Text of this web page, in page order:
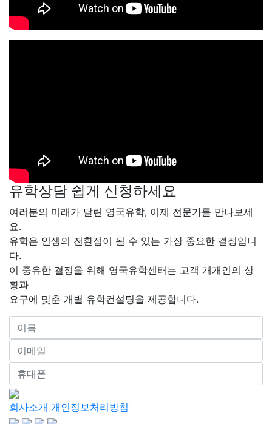
유학상담 쉽게 신청하세요
여러분의 미래가 달린 영국유학, 이제 전문가를 만나보세
요.
유학은 인생의 전환점이 될 수 있는 가장 중요한 결정입니
다.
이 중유한 결정을 위해 영국유학센터는 고객 개개인의 상
황과
요구에 맞춘 개별 유학컨설팅을 제공합니다.
회사소개 개인정보처리방침